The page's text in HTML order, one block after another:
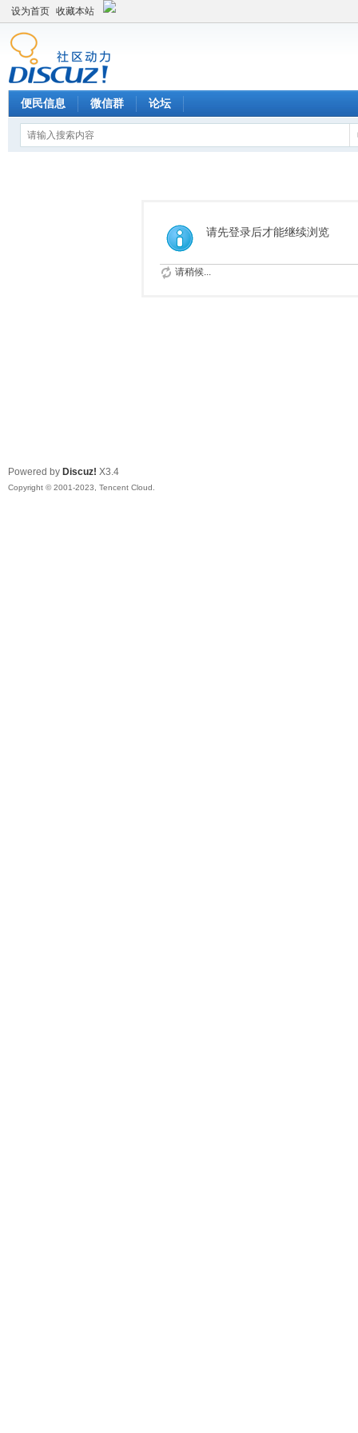
设为首页 收藏本站
便民信息 微信群 论坛
请先登录后才能继续浏览
请稍候...
Powered by Discuz! X3.4
Copyright © 2001-2023, Tencent Cloud.